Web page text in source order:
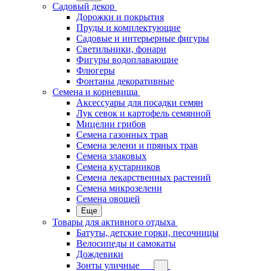
Садовый декор
Дорожки и покрытия
Пруды и комплектующие
Садовые и интерьерные фигуры
Светильники, фонари
Фигуры водоплавающие
Флюгеры
Фонтаны декоративные
Семена и корневища
Аксессуары для посадки семян
Лук севок и картофель семянной
Мицелии грибов
Семена газонных трав
Семена зелени и пряных трав
Семена злаковых
Семена кустарников
Семена лекарственных растений
Семена микрозелени
Семена овощей
Еще
Товары для активного отдыха
Батуты, детские горки, песочницы
Велосипеды и самокаты
Дождевики
Зонты уличные